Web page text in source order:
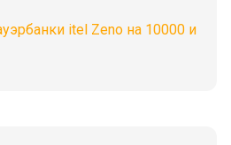
itel Zeno на 10000 и